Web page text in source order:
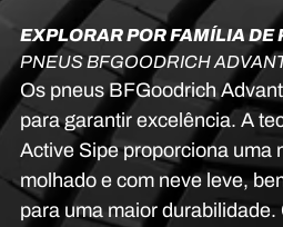
EXPLORAR POR FAMÍLIA DE
PNEUS BFGOODRICH
Os pneus BFGoodrich
para garantir excelência. A
Active Sipe proporciona uma
molhado e com neve leve,
para uma maior